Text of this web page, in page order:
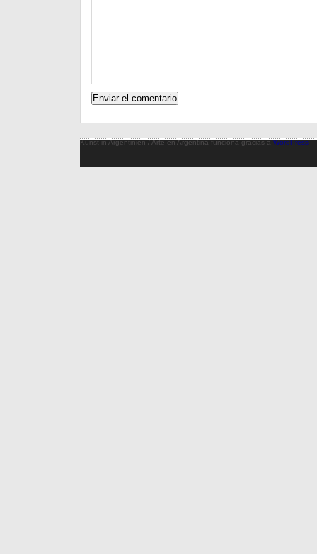
Kunst in Argentinien / Arte en Argentina funciona gracias aWordPress